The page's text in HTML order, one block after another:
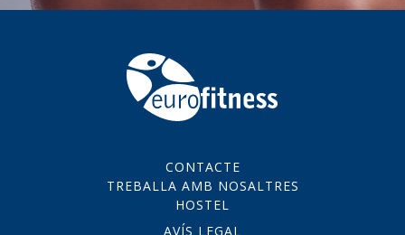
CONTACTE
TREBALLA AMB NOSALTRES
HOSTEL
AVÍS LEGAL